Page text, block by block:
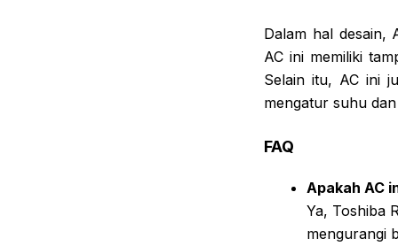
Dalam hal desain,
AC ini memiliki
Selain itu, AC ini
mengatur suhu
FAQ
Apakah AC
Ya, Toshiba
mengurangi